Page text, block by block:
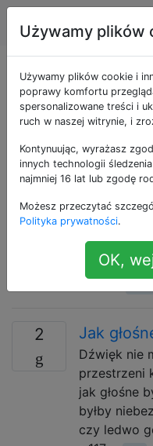
Pytania
jako
Pytania dotyczące
centrum Układu
2 Ile złota
XKCD 1944
złota niż
naprawdę
2 Jak
Dźwięk nie
przestrzeni
jak głośne
byłby
czy ledwo
Używamy plików
Używamy plików cookie i
poprawy komfortu
spersonalizowane treści i
ruch w naszej witrynie, i
Kontynuując, wyrażasz
innych technologii
najmniej 16 lat lub zgodę
Możesz przeczytać
Polityka prywatności.
OK,